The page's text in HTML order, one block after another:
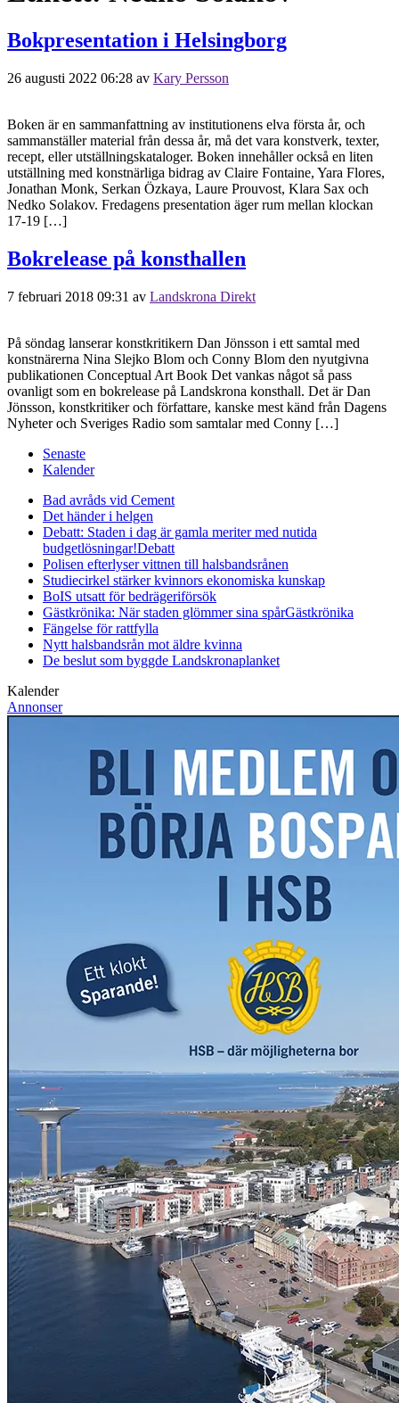
Bokpresentation i Helsingborg
26 augusti 2022 06:28 av Kary Persson
Boken är en sammanfattning av institutionens elva första år, och
sammanställer material från dessa år, må det vara konstverk, texter,
recept, eller utställningskataloger. Boken innehåller också en liten
utställning med konstnärliga bidrag av Claire Fontaine, Yara Flores,
Jonathan Monk, Serkan Özkaya, Laure Prouvost, Klara Sax och
Nedko Solakov. Fredagens presentation äger rum mellan klockan
17-19 […]
Bokrelease på konsthallen
7 februari 2018 09:31 av Landskrona Direkt
På söndag lanserar konstkritikern Dan Jönsson i ett samtal med
konstnärerna Nina Slejko Blom och Conny Blom den nyutgivna
publikationen Conceptual Art Book Det vankas något så pass
ovanligt som en bokrelease på Landskrona konsthall. Det är Dan
Jönsson, konstkritiker och författare, kanske mest känd från Dagens
Nyheter och Sveriges Radio som samtalar med Conny […]
Senaste
Kalender
Bad avråds vid Cement
Det händer i helgen
Debatt: Staden i dag är gamla meriter med nutida
budgetlösningar!Debatt
Polisen efterlyser vittnen till halsbandsrånen
Studiecirkel stärker kvinnors ekonomiska kunskap
BoIS utsatt för bedrägeriförsök
Gästkrönika: När staden glömmer sina spårGästkrönika
Fängelse för rattfylla
Nytt halsbandsrån mot äldre kvinna
De beslut som byggde Landskronaplanket
Kalender
Annonser